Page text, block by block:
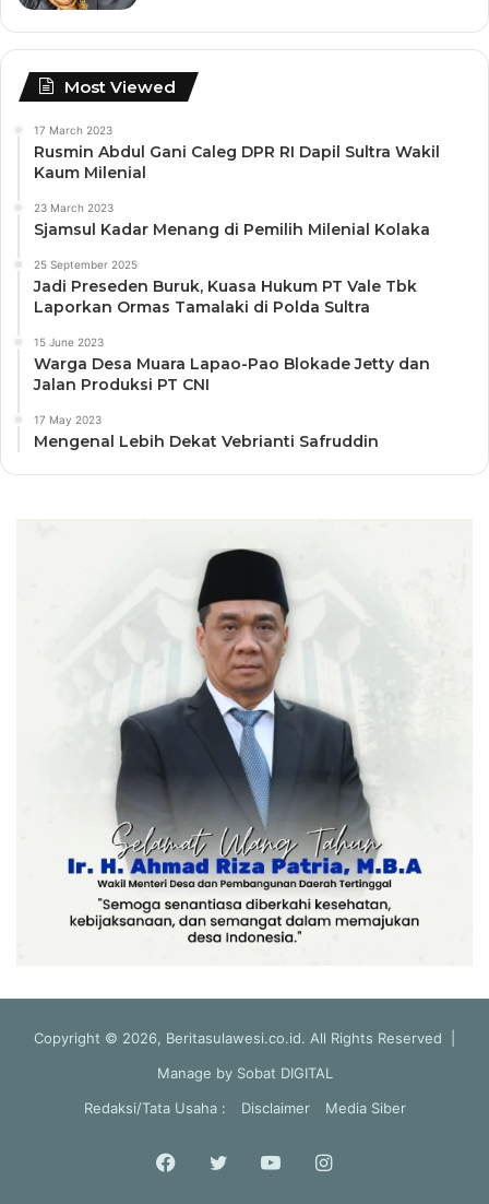
Most Viewed
17 March 2023
Rusmin Abdul Gani Caleg DPR RI Dapil Sultra Wakil
Kaum Milenial
23 March 2023
Sjamsul Kadar Menang di Pemilih Milenial Kolaka
25 September 2025
Jadi Preseden Buruk, Kuasa Hukum PT Vale Tbk
Laporkan Ormas Tamalaki di Polda Sultra
15 June 2023
Warga Desa Muara Lapao-Pao Blokade Jetty dan
Jalan Produksi PT CNI
17 May 2023
Mengenal Lebih Dekat Vebrianti Safruddin
Copyright © 2026, Beritasulawesi.co.id. All Rights Reserved |
Manage by Sobat DIGITAL
Redaksi/Tata Usaha :
Disclaimer Media Siber
Facebook
Twitter YouTubeInstagram